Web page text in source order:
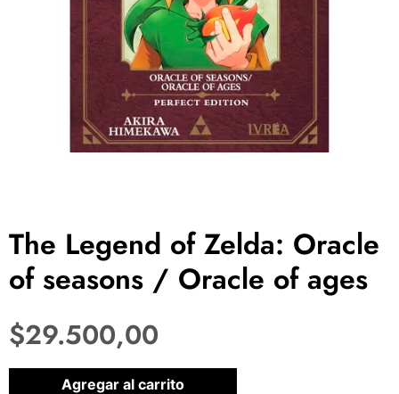
The Legend of Zelda: Oracle
of seasons / Oracle of ages
$29.500,00
1 disponibles
Agregar al carrito